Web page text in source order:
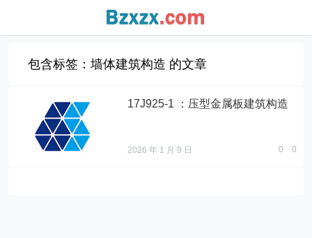
包含标签：墙体建筑构造 的文章
17J925-1 ：压型金属板建筑构造
2026 年 1 月 9 日 0 0